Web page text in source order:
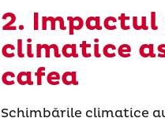
2.
climatice
cafea
Schimbările climatice